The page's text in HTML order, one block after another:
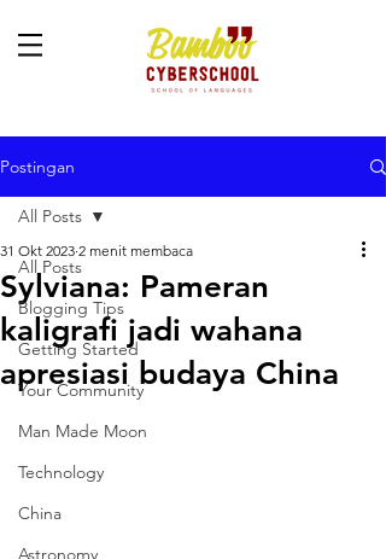
Postingan
All Posts
Blogging Tips
Getting Started
Your Community
Man Made Moon
Technology
China
Astronomy
All Posts
Sylviana: Pameran
kaligrafi jadi wahana
apresiasi budaya China
31 Okt 2023 2 menit membaca